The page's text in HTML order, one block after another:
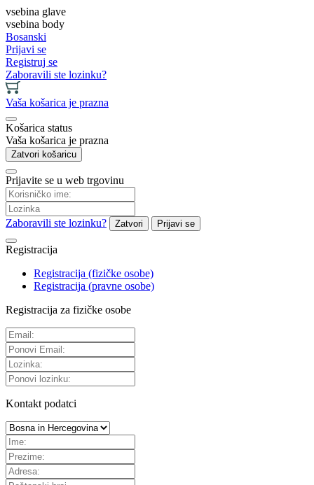
vsebina glave
vsebina body
Bosanski
Prijavi se
Registruj se
Zaboravili ste lozinku?
Vaša košarica je prazna
Košarica status
Vaša košarica je prazna
Zatvori košaricu
Prijavite se u web trgovinu
Zaboravili ste lozinku? Zatvori Prijavi se
Registracija
Registracija (fizičke osobe)
Registracija (pravne osobe)
Registracija za fizičke osobe
Kontakt podatci